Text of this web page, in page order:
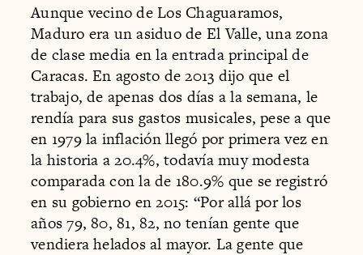
Aunque vecino de Los Chaguaramos,
Maduro era un asiduo de El Valle, una zona
de clase media en la entrada principal de
Caracas. En agosto de 2013 dijo que el
trabajo, de apenas dos días a la semana, le
rendía para sus gastos musicales, pese a que
en 1979 la inflación llegó por primera vez en
la historia a 20.4%, todavía muy modesta
comparada con la de 180.9% que se registró
en su gobierno en 2015: “Por allá por los
años 79, 80, 81, 82, no tenían gente que
vendiera helados al mayor. La gente que